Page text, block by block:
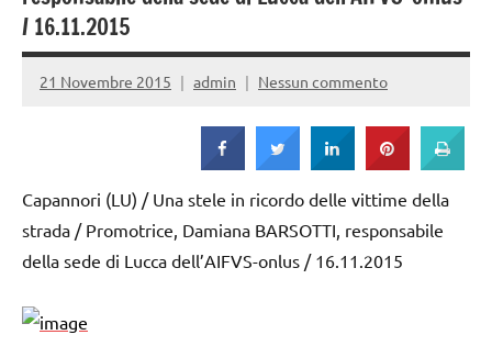
della
Strada
/ 16.11.2015
21 Novembre 2015 admin Nessun commento
Capannori (LU) / Una stele in ricordo delle vittime della
strada / Promotrice, Damiana BARSOTTI, responsabile
della sede di Lucca dell’AIFVS-onlus / 16.11.2015